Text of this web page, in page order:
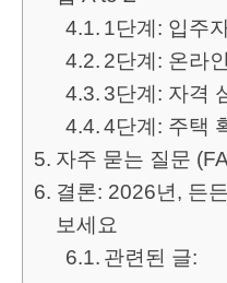
1단계: 입주
2단계: 온라
3단계: 자격
4단계: 주택
자주 묻는 질문
결론: 2026년, 든
보세요
관련된 글: